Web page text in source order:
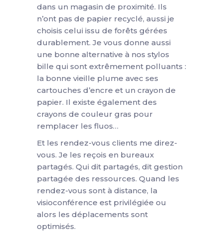
dans un magasin de proximité. Ils
n’ont pas de papier recyclé, aussi je
choisis celui issu de forêts gérées
durablement. Je vous donne aussi
une bonne alternative à nos stylos
bille qui sont extrêmement polluants :
la bonne vieille plume avec ses
cartouches d’encre et un crayon de
papier. Il existe également des
crayons de couleur gras pour
remplacer les fluos…
Et les rendez-vous clients me direz-
vous. Je les reçois en bureaux
partagés. Qui dit partagés, dit gestion
partagée des ressources. Quand les
rendez-vous sont à distance, la
visioconférence est privilégiée ou
alors les déplacements sont
optimisés.